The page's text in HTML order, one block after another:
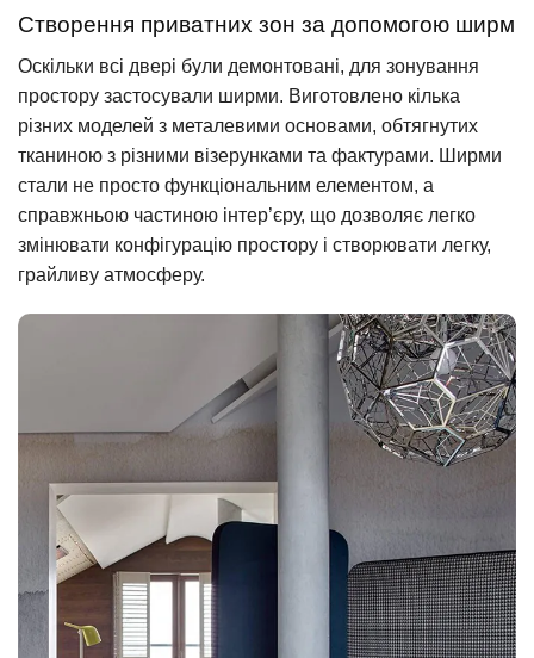
Створення приватних зон за допомогою ширм
Оскільки всі двері були демонтовані, для зонування
простору застосували ширми. Виготовлено кілька
різних моделей з металевими основами, обтягнутих
тканиною з різними візерунками та фактурами. Ширми
стали не просто функціональним елементом, а
справжньою частиною інтер’єру, що дозволяє легко
змінювати конфігурацію простору і створювати легку,
грайливу атмосферу.